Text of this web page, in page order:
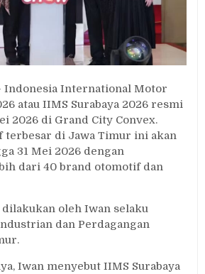
di
Grand
City
Convex
Indonesia International Motor
atau IIMS Surabaya 2026 resmi
2026 di Grand City Convex.
terbesar di Jawa Timur ini akan
31 Mei 2026 dengan
dari 40 brand otomotif dan
dilakukan oleh Iwan selaku
dan Perdagangan
Iwan menyebut IIMS Surabaya